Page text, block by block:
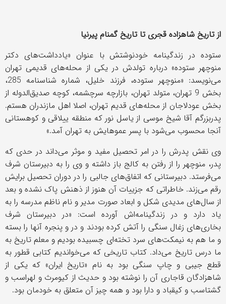
از تاریخ شاهزاده قجری تا تاریخ گمنام پیرنیا
ستوده در زندگینامه خودنوشتش با عنوان «یادداشت‌های دکتر
منوچهر ستوده» درباره تولدش در یکی از محله‌های قدیمی تهران
می‌نویسد: «منوچهر ستوده، فرزند خلیل، شماره شناسنامه 285،
بخش 9 تهران، متولد تهران، بازارچه سرچشمه، کوچه صدیق‌الدوله از
بخش عودلاجان از محله‌های قدیم تهران، اصلا اهل مازندران هستم.
پدربزرگم آقا شیخ موسی از یاسل نور که منطقه ییلاقی و کوهستانی
آنجا محسوب می‌شود با پسر عموهایش به تهران آمد.»
وی نقش پدرش را در امر تحصیل مفید و موثر می‌داند در حدی که
پدر، منوچهر را از رفتن به کالج باز داشته و وی را به دبیرستان شرف
می‌فرستد. دبیرستانی که اتفاق‌های جالبی را در دوران تحصیل برایش
رقم می‌زند. خاطراتی که جزییات آن هنوز از ذهنش پاک نشده و بعد
از سال‌های مدیدی شکل و ابعاد صورت مدیر و نام ناظم مدرسه را به
یاد دارد و در زندگینامه‌اش آورده است: «در دبیرستان شرف
بخاری‌های زغال سنگی را آتش کرده بودند و در و پنجره آنها را بسته
و ما هم به نیمکت‌های سرد تخته‌ای چسبیده بودیم و معلم تاریخ به
ما درس تاریخ می‌داد. کتاب تاریخی که می‌خواندیم کتابی قطور به
قطع جیبی و چاپ سنگی بود به نام «تاریخ ایران» که یکی از
شاهزادگان قاجاری آن را نوشته بود و حدیث از کیومرث و لهراسب و
گشتاسب و کیقباد و دارا بود و همه چیز آن متعلق به خودمان بود.